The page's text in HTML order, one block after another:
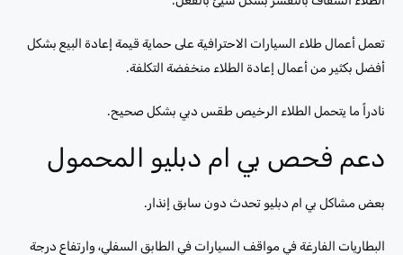
تعمل أعمال طلاء السيارات الاحترافية على حماية قيمة إعادة البيع بشكل
أفضل بكثير من أعمال إعادة الطلاء منخفضة التكلفة.
نادراً ما يتحمل الطلاء الرخيص طقس دبي بشكل صحيح.
دعم فحص بي ام دبليو المحمول
بعض مشاكل بي ام دبليو تحدث دون سابق إنذار.
البطاريات الفارغة في مواقف السيارات في الطابق السفلي، وارتفاع درجة